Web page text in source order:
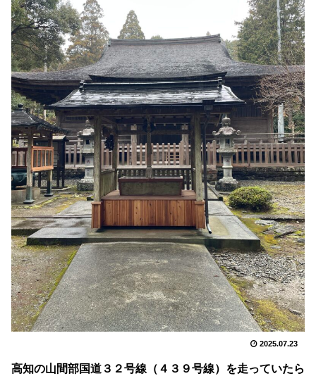
2025.07.23
高知の山間部国道３２号線（４３９号線）を走っていたら